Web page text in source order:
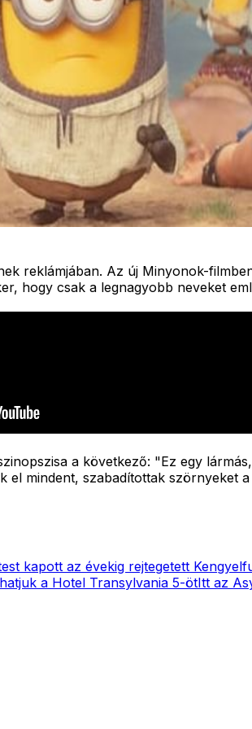
reklámjában. Az új Minyonok-
hogy csak a legnagyobb neveket
a következő: "Ez egy
mindent, szabadítottak szörnyeket
kapott az évekig rejtegetett
a Hotel Transylvania 5-ötItt az